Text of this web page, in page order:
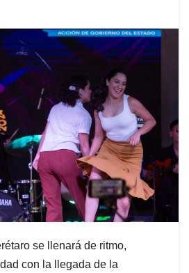
se llenará de ritmo,
con la llegada de la